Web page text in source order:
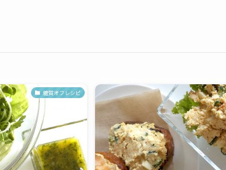
糖質オフレシピ